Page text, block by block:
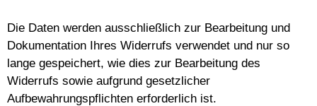
Die Daten werden ausschließlich zur Bearbeitung und
Dokumentation Ihres Widerrufs verwendet und nur so
lange gespeichert, wie dies zur Bearbeitung des
Widerrufs sowie aufgrund gesetzlicher
Aufbewahrungspflichten erforderlich ist.